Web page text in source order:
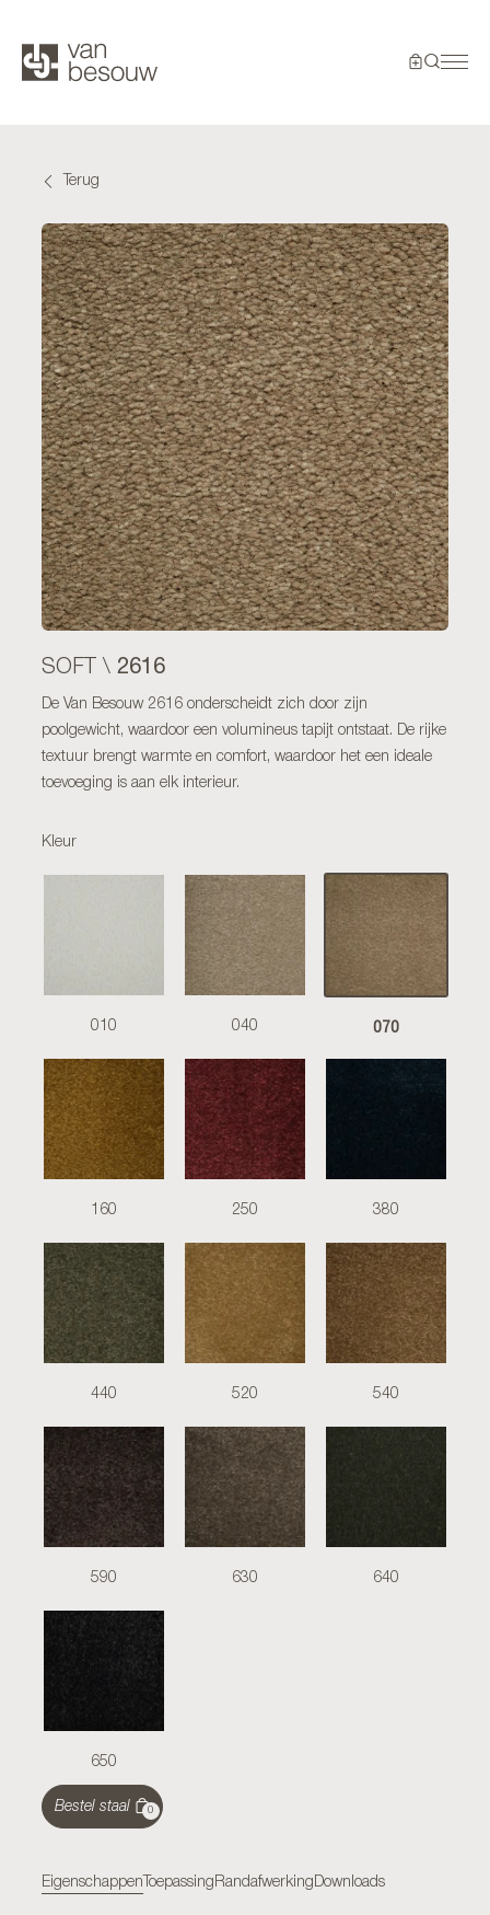
Terug
SOFT \ 2616
De Van Besouw 2616 onderscheidt zich door zijn
poolgewicht, waardoor een volumineus tapijt ontstaat. De rijke
textuur brengt warmte en comfort, waardoor het een ideale
toevoeging is aan elk interieur.
Kleur
010 040 070
160 250 380
440 520 540
590 630 640
650
Bestel staal 0
Eigenschappen Toepassing Randafwerking Downloads